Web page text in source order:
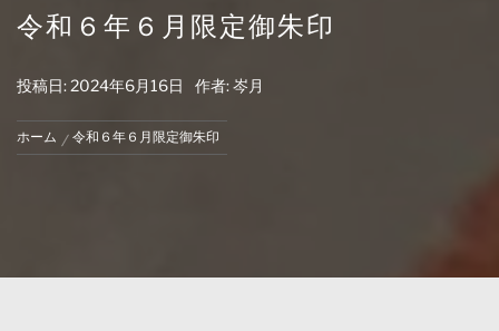
令和６年６月限定御朱印
投稿日:2024年6月16日 作者:岑月
ホーム 令和６年６月限定御朱印